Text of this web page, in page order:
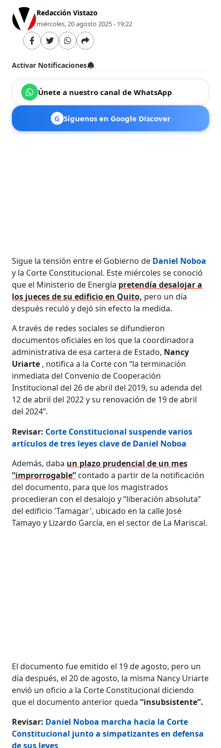
Redacción Vistazo
miércoles, 20 agosto 2025 - 19:22
Activar Notificaciones
Únete a nuestro canal de WhatsApp
G Síguenos en Google Discover
Sigue la tensión entre el Gobierno de Daniel Noboa
y la Corte Constitucional. Este miércoles se conoció
que el Ministerio de Energía pretendía desalojar a
los jueces de su edificio en Quito, pero un día
después reculó y dejó sin efecto la medida.
A través de redes sociales se difundieron
documentos oficiales en los que la coordinadora
administrativa de esa cartera de Estado, Nancy
Uriarte , notifica a la Corte con “la terminación
inmediata del Convenio de Cooperación
Institucional del 26 de abril del 2019, su adenda del
12 de abril del 2022 y su renovación de 19 de abril
del 2024”.
Revisar: Corte Constitucional suspende varios
artículos de tres leyes clave de Daniel Noboa
Además, daba un plazo prudencial de un mes
“improrrogable” contado a partir de la notificación
del documento, para que los magistrados
procedieran con el desalojo y “liberación absoluta”
del edificio 'Tamagar', ubicado en la calle José
Tamayo y Lizardo García, en el sector de La Mariscal.
El documento fue emitido el 19 de agosto, pero un
día después, el 20 de agosto, la misma Nancy Uriarte
envió un oficio a la Corte Constitucional diciendo
que el documento anterior queda“insubsistente”.
Revisar: Daniel Noboa marcha hacia la Corte
Constitucional junto a simpatizantes en defensa
de sus leyes